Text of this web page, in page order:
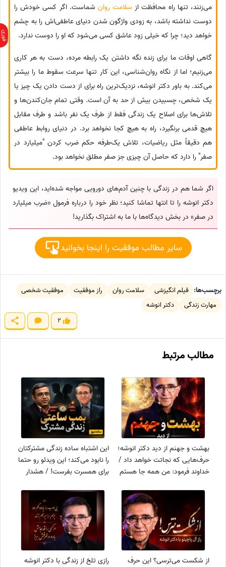
می‌زنند، تنها راه محافظت از سلامت روان شماست. اگر کسی خودش را
دوست نداشته باشد، به زودی واژگون شدن دنیای عاطفی‌اش را به چشم
خواهد دید؛ چرا که خیلی زود عاشق کسی می‌شود که او را دوست ندارد.
گاهی اوقات ما برای زنده نگه داشتن یک رابطه مرده، دست به هر کاری
می‌زنیم؛ اما از نگاه روان‌شناسی، این کار تنها سرعت سقوط ما را بیشتر
می‌کند. به باور دکتر انوشه، نزدیک‌ترین راه برای از دست دادن یک چیز یا
یک شخص، چسبیدن بیش از حد به آن است. وقتی تمام جان‌کندن‌ها و
تلاش‌ها برای اصلاح یک زندگی فقط از طرف یک نفر باشد و طرف مقابل
هیچ قدمی برنگیرد، راه به هیچ کجا نخواهد برد. در دنیای روابط عاطفی
هم دقیقاً مثل ریاضیات، تلاش یک‌طرفه حکم ضرب کردن "میلیارد در
صفر" را دارد که حاصل آن چیزی جز صفر مطلق نخواهد بود.
اگر شما هم در زندگی با چنین آدم‌های دورویی مواجه شده‌اید، این ویدیو
دکتر انوشه را تا انتها تماشا کنید؛ نظر خود را درباره فرمول «ضرب میلیارد
در صفر» در بخش دیدگاه‌ها با ما به اشتراک بگذارید!
سایر مطالب موفقیت را اینجا بخوانید
برچسب‌ها: فیلم انگیزشی سلامت روان راز موفقیت
موفقیت شخصی
مهارت زندگی
دکتر انوشه
2
مطالب مرتبط
بهشت و جهنم از دید دکتر انوشه؛
حرف‌هایی که نجاتت خواهد داد /
خداوند فرمود: من همه جا هستم
نیستند
این اشتباه ساده زندگی مشترکتان
را نابود می‌کند؛ این ویدئو رو حتما
برای همسرت بفرست! / هشدار
زوج‌های جوان
از شکست می‌ترسی؟ این حرف
رازی تلخ از زندگی با دکتر انوشه